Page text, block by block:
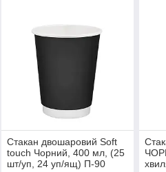
Стакан двошаровий Soft
touch Чорний, 400 мл, (25
шт/уп, 24 уп/ящ) П-90